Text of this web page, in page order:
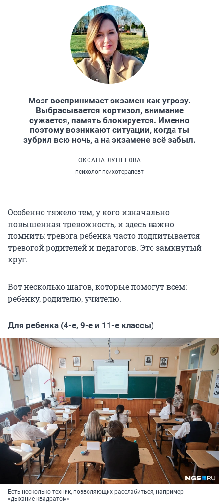
Мозг воспринимает экзамен как угрозу.
Выбрасывается кортизол, внимание
сужается, память блокируется. Именно
поэтому возникают ситуации, когда ты
зубрил всю ночь, а на экзамене всё забыл.
ОКСАНА ЛУНЕГОВА
психолог-психотерапевт
Особенно тяжело тем, у кого изначально
повышенная тревожность, и здесь важно
помнить: тревога ребенка часто подпитывается
тревогой родителей и педагогов. Это замкнутый
круг.
Вот несколько шагов, которые помогут всем:
ребенку, родителю, учителю.
Для ребенка (4-е, 9-е и 11-е классы)
Есть несколько техник, позволяющих расслабиться, например
«дыхание квадратом»